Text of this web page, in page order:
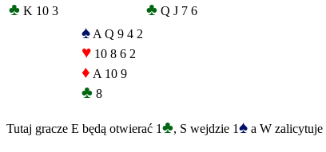
♣ K 10 3 ♣ Q J 7 6
♠ A Q 9 4 2
♥ 10 8 6 2
♦ A 10 9
♣ 8
Tutaj gracze E będą otwierać 1♣, S wejdzie 1♠ a W zalicytuje